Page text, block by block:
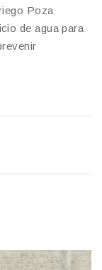
Poza
de agua para